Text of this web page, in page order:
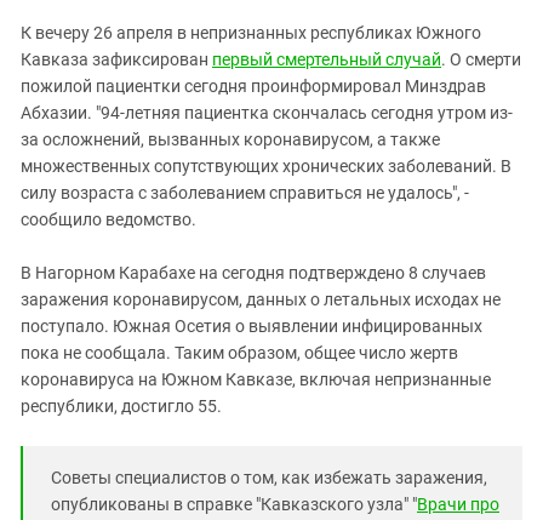
К вечеру 26 апреля в непризнанных республиках Южного
Кавказа зафиксирован первый смертельный случай. О смерти
пожилой пациентки сегодня проинформировал Минздрав
Абхазии. "94-летняя пациентка скончалась сегодня утром из-
за осложнений, вызванных коронавирусом, а также
множественных сопутствующих хронических заболеваний. В
силу возраста с заболеванием справиться не удалось", -
сообщило ведомство.
В Нагорном Карабахе на сегодня подтверждено 8 случаев
заражения коронавирусом, данных о летальных исходах не
поступало. Южная Осетия о выявлении инфицированных
пока не сообщала. Таким образом, общее число жертв
коронавируса на Южном Кавказе, включая непризнанные
республики, достигло 55.
Советы специалистов о том, как избежать заражения,
опубликованы в справке "Кавказского узла" "Врачи про